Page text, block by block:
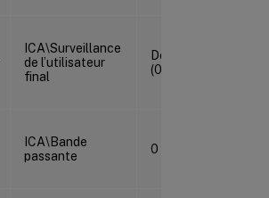
ICA\Surveillance
de l’utilisateur
final
Désactivé
(0)
ICA\Bande
passante
0